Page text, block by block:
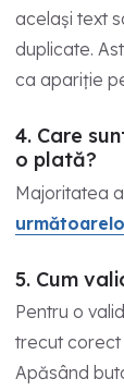
același text
duplicate.
ca apariție
4. Care
o plată?
Majoritatea
5. Cum
Pentru o
trecut corect
Apăsând